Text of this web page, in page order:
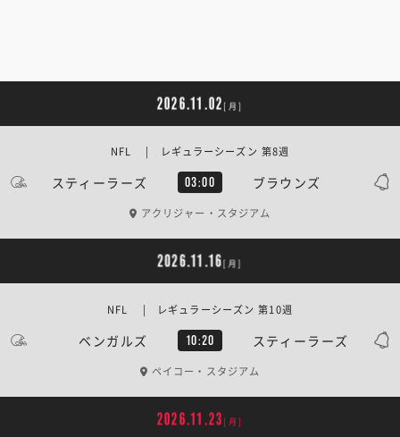
2026.11.02 [月]
スティーラーズ 03:00 ブラウンズ
NFL | レギュラーシーズン 第8週
アクリジャー・スタジアム
2026.11.16[月]
ベンガルズ 10:20 スティーラーズ
NFL | レギュラーシーズン 第10週
ペイコー・スタジアム
2026.11.23 [月]